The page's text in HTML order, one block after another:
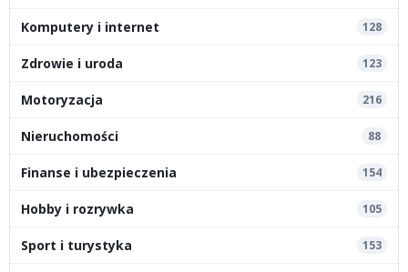
Komputery i internet 128
Zdrowie i uroda 123
Motoryzacja 216
Nieruchomości 88
Finanse i ubezpieczenia 154
Hobby i rozrywka 105
Sport i turystyka 153